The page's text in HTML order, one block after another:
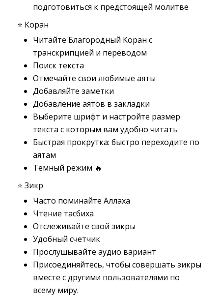
подготовиться к предстоящей молитве
⭐️ Коран
Читайте Благородный Коран с
транскрипцией и переводом
Поиск текста
Отмечайте свои любимые аяты
Добавляйте заметки
Добавление аятов в закладки
Выберите шрифт и настройте размер
текста с которым вам удобно читать
Быстрая прокрутка: быстро переходите по
аятам
Темный режим 🔥
⭐️ Зикр
Часто поминайте Аллаха
Чтение тасбиха
Отслеживайте свой зикры
Удобный счетчик
Прослушывайте аудио вариант
Присоединяйтесь, чтобы совершать зикры
вместе с другими пользователями по
всему миру.